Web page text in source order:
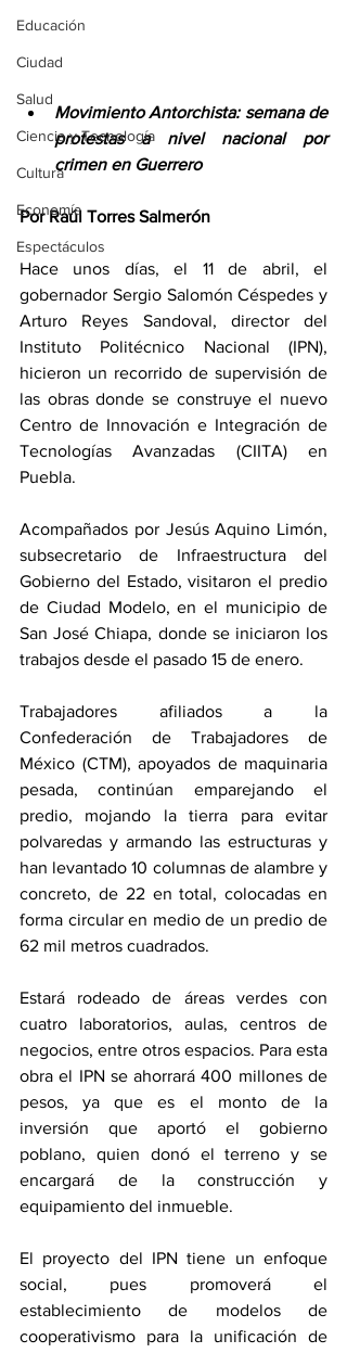
Educación
Ciudad
Salud
Ciencia y Tecnología
Cultura
Economía
Espectáculos
Movimiento Antorchista: semana de
protestas a nivel nacional por
crimen en Guerrero
Por Raúl Torres Salmerón
Hace unos días, el 11 de abril, el
gobernador Sergio Salomón Céspedes y
Arturo Reyes Sandoval, director del
Instituto Politécnico Nacional (IPN),
hicieron un recorrido de supervisión de
las obras donde se construye el nuevo
Centro de Innovación e Integración de
Tecnologías Avanzadas (CIITA) en
Puebla.
Acompañados por Jesús Aquino Limón,
subsecretario de Infraestructura del
Gobierno del Estado, visitaron el predio
de Ciudad Modelo, en el municipio de
San José Chiapa, donde se iniciaron los
trabajos desde el pasado 15 de enero.
Trabajadores afiliados a la
Confederación de Trabajadores de
México (CTM), apoyados de maquinaria
pesada, continúan emparejando el
predio, mojando la tierra para evitar
polvaredas y armando las estructuras y
han levantado 10 columnas de alambre y
concreto, de 22 en total, colocadas en
forma circular en medio de un predio de
62 mil metros cuadrados.
Estará rodeado de áreas verdes con
cuatro laboratorios, aulas, centros de
negocios, entre otros espacios. Para esta
obra el IPN se ahorrará 400 millones de
pesos, ya que es el monto de la
inversión que aportó el gobierno
poblano, quien donó el terreno y se
encargará de la construcción y
equipamiento del inmueble.
El proyecto del IPN tiene un enfoque
social, pues promoverá el
establecimiento de modelos de
cooperativismo para la unificación de